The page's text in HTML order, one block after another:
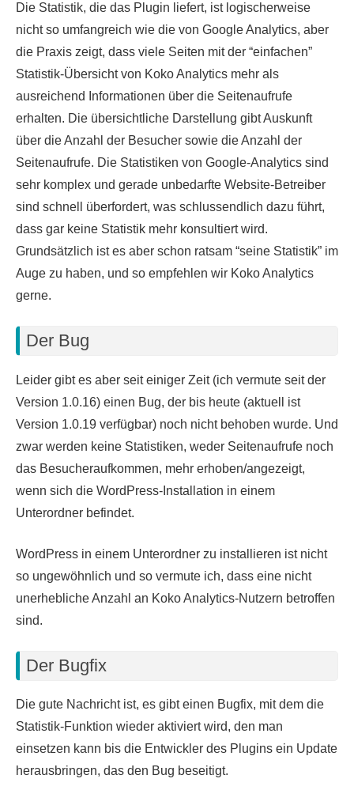
Die Statistik, die das Plugin liefert, ist logischerweise
nicht so umfangreich wie die von Google Analytics, aber
die Praxis zeigt, dass viele Seiten mit der “einfachen”
Statistik-Übersicht von Koko Analytics mehr als
ausreichend Informationen über die Seitenaufrufe
erhalten. Die übersichtliche Darstellung gibt Auskunft
über die Anzahl der Besucher sowie die Anzahl der
Seitenaufrufe. Die Statistiken von Google-Analytics sind
sehr komplex und gerade unbedarfte Website-Betreiber
sind schnell überfordert, was schlussendlich dazu führt,
dass gar keine Statistik mehr konsultiert wird.
Grundsätzlich ist es aber schon ratsam “seine Statistik” im
Auge zu haben, und so empfehlen wir Koko Analytics
gerne.
Der Bug
Leider gibt es aber seit einiger Zeit (ich vermute seit der
Version 1.0.16) einen Bug, der bis heute (aktuell ist
Version 1.0.19 verfügbar) noch nicht behoben wurde. Und
zwar werden keine Statistiken, weder Seitenaufrufe noch
das Besucheraufkommen, mehr erhoben/angezeigt,
wenn sich die WordPress-Installation in einem
Unterordner befindet.
WordPress in einem Unterordner zu installieren ist nicht
so ungewöhnlich und so vermute ich, dass eine nicht
unerhebliche Anzahl an Koko Analytics-Nutzern betroffen
sind.
Der Bugfix
Die gute Nachricht ist, es gibt einen Bugfix, mit dem die
Statistik-Funktion wieder aktiviert wird, den man
einsetzen kann bis die Entwickler des Plugins ein Update
herausbringen, das den Bug beseitigt.